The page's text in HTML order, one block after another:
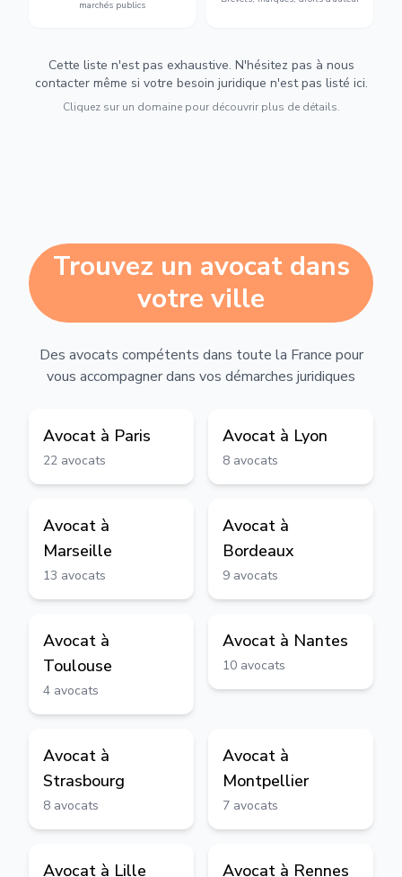
marchés publics
Cette liste n'est pas exhaustive. N'hésitez pas à nous
contacter même si votre besoin juridique n'est pas listé ici.
Cliquez sur un domaine pour découvrir plus de détails.
Trouvez un avocat dans
votre ville
Des avocats compétents dans toute la France pour
vous accompagner dans vos démarches juridiques
Avocat à Paris
22 avocats
Avocat à Lyon
8 avocats
Avocat à
Marseille
13 avocats
Avocat à
Bordeaux
9 avocats
Avocat à
Toulouse
4 avocats
Avocat à Nantes
10 avocats
Avocat à
Strasbourg
8 avocats
Avocat à
Montpellier
7 avocats
Avocat à Lille Avocat à Rennes